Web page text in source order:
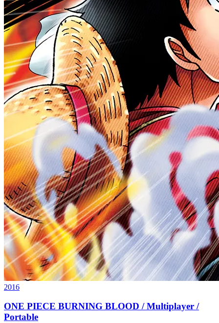
2016
ONE PIECE BURNING BLOOD / Multiplayer /
Portable